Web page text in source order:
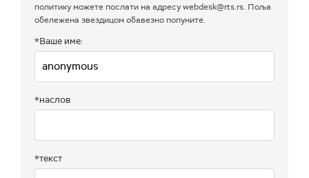
политику можете послати на адресу webdesk@rts.rs. Поља
обележена звездицом обавезно попуните.
*Ваше име:
*наслов
*текст